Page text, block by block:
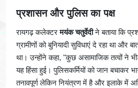
प्रशासन और पुलिस का पक्ष
रायगढ़ कलेक्टरमयंक चतुर्वेदीने बताया कि
ग्रामीणों को बुनियादी सुविधाएं दे रहा था और
था। उन्होंने कहा, "कुछ असामाजिक तत्वों ने
यह हिंसा हुई। पुलिसकर्मियों को जान बचाकर
तनावपूर्ण लेकिन नियंत्रण में है और इलाके में